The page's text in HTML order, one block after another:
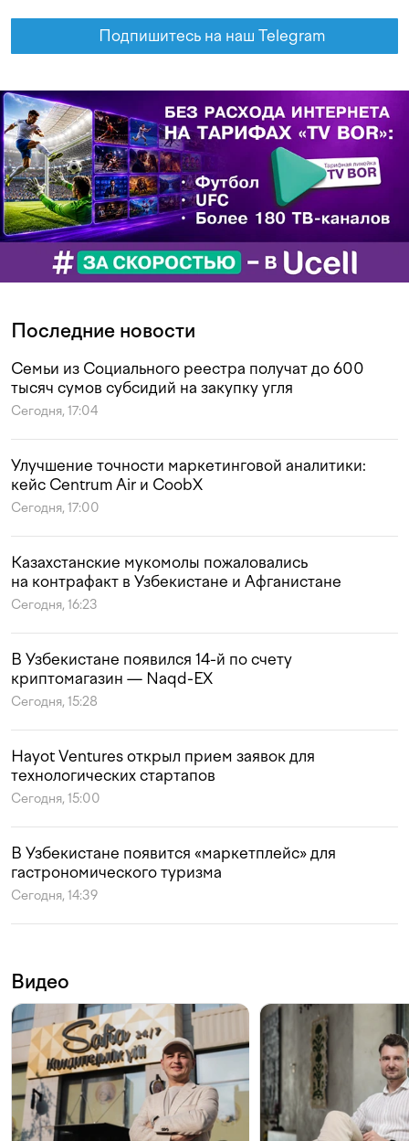
Подпишитесь на наш Telegram
Последние новости
Семьи из Социального реестра получат до 600
тысяч сумов субсидий на закупку угля
Сегодня, 17:04
Улучшение точности маркетинговой аналитики:
кейс Centrum Air и CoobX
Сегодня, 17:00
Казахстанские мукомолы пожаловались
на контрафакт в Узбекистане и Афганистане
Сегодня, 16:23
В Узбекистане появился 14-й по счету
криптомагазин — Naqd-EX
Сегодня, 15:28
Hayot Ventures открыл прием заявок для
технологических стартапов
Сегодня, 15:00
В Узбекистане появится «маркетплейс» для
гастрономического туризма
Сегодня, 14:39
Видео